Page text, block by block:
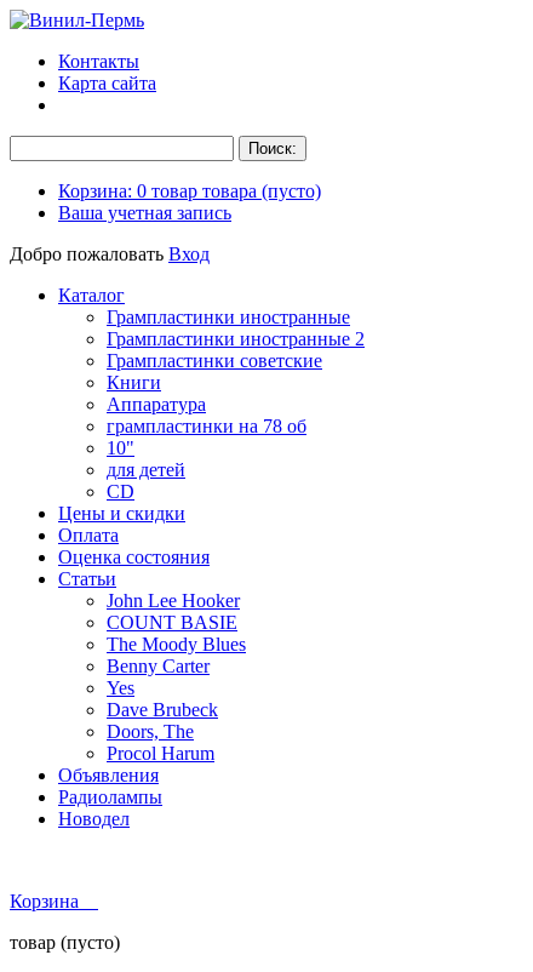
Контакты
Карта сайта
Корзина: 0 товар товара (пусто)
Ваша учетная запись
Добро пожаловать Вход
Каталог
Грампластинки иностранные
Грампластинки иностранные 2
Грампластинки советские
Книги
Аппаратура
грампластинки на 78 об
10"
для детей
CD
Цены и скидки
Оплата
Оценка состояния
Статьи
John Lee Hooker
COUNT BASIE
The Moody Blues
Benny Carter
Yes
Dave Brubeck
Doors, The
Procol Harum
Объявления
Радиолампы
Новодел
Корзина
товар (пусто)